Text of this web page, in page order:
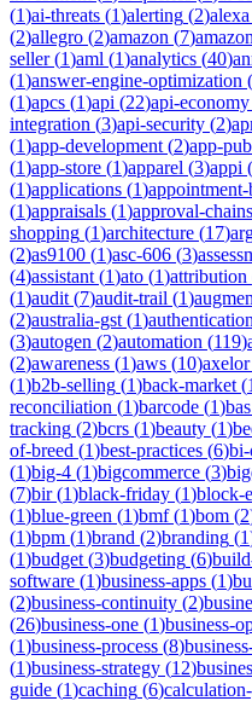
(1)ai-threats (1)alerting (2)alexa
(2)allegro (2)amazon (7)
seller(1)aml (1)analytics (40)
(1)answer-engine-optimization (
(1)apcs (1)api (22)api-economy
integration (3)api-security (2)
(1)app-development (2)app-
(1)app-store (1)apparel (3)appi (
(1)applications (1)
(1)appraisals (1)approval-chains
shopping (1)architecture (17)
(2)as9100 (1)asc-606 (3)
(4)assistant (1)ato (1)attribution
(1)audit (7)audit-trail (1)
(2)australia-gst (1)authentication
(3)autogen (2)automation (119)
(2)awareness (1)aws (10)axelor
(1)b2b-selling (1)back-market (1
reconciliation (1)barcode (1)bas
tracking (2)bcrs (1)beauty (1)
of-breed (1)best-practices (6)bi-
(1)big-4 (1)bigcommerce (3)
(7)bir(1)black-friday (1)block-
(1)blue-green (1)bmf(1)bom (2
(1)bpm (1)brand (2)branding (1
(1)budget (3)budgeting (6)
software (1)business-apps (1)
(2)business-continuity (2)
(26)business-one (1)business-
(1)business-process (8)
(1)business-strategy (12)
guide (1)caching (6)